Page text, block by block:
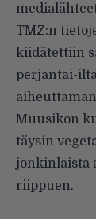
TMZ:n
kiidätettiin
perjantai-
Muusikon
täysin
jonkinlaista
riippuen.